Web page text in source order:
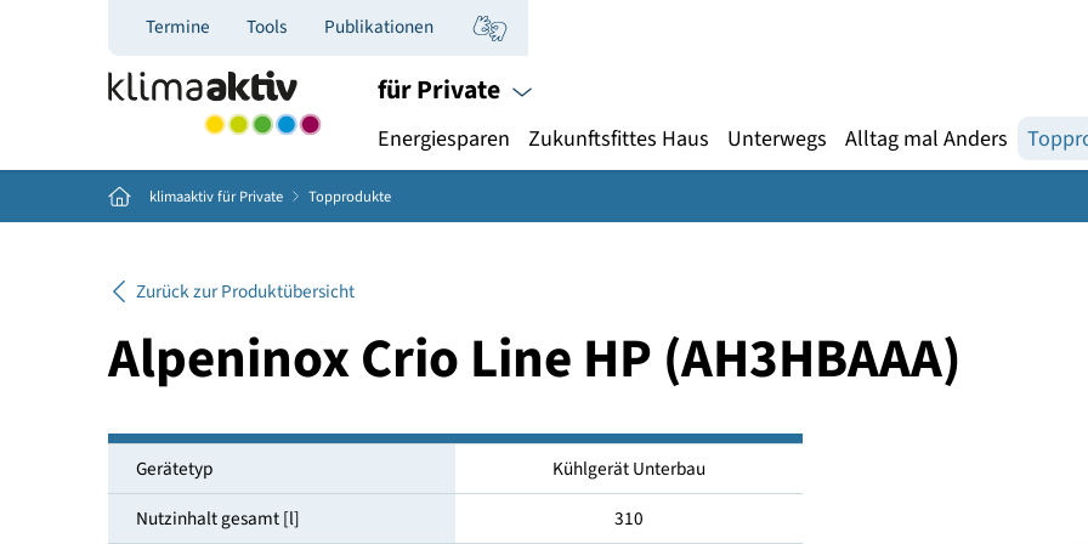
Termine Tools Publikationen
für Private
Energiesparen Zukunftsfittes Haus Unterwegs Alltag mal
Home klimaaktiv für Private Topprodukte
Alpeninox Crio Line HP (AH3HBAAA)
Gerätetyp Kühlgerät Unterbau